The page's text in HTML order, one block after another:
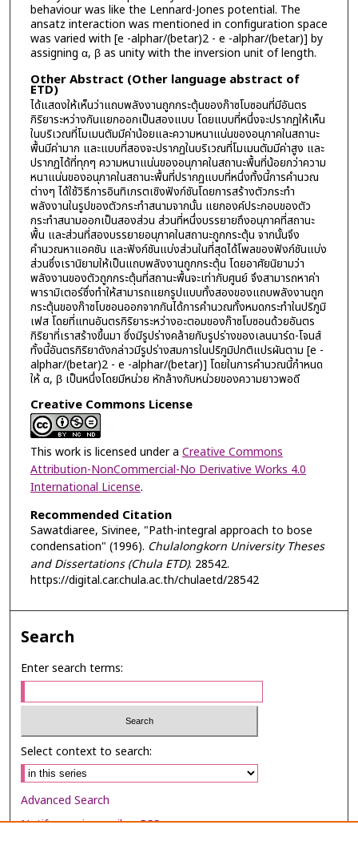
behaviour was like the Lennard-Jones potential. The
ansatz interaction was mentioned in configuration space
was varied with [e -alphar/(betar)2 - e -alphar/(betar)] by
assigning α, β as unity with the inversion unit of length.
Other Abstract (Other language abstract of
ETD)
ได้แสดงให้เห็นว่าแถบพลังงานถูกกระตุ้นของก๊าซโบซอนที่มีอันตร
กิริยาระหว่างกันแยกออกเป็นสองแบบ โดยแบบที่หนึ่งจะปรากฏให้เห็น
ในบริเวณที่โมเมนตัมมีค่าน้อยและความหนาแน่นของอนุภาคในสถานะ
พื้นมีค่ามาก และแบบที่สองจะปรากฏในบริเวณที่โมเมนตัมมีค่าสูง และ
ปรากฏได้ที่ทุกๆ ความหนาแน่นของอนุภาคในสถานะพื้นที่น้อยกว่าความ
หนาแน่นของอนุภาคในสถานะพื้นที่ปรากฏแบบที่หนึ่งทั้งนี้การคำนวณ
ต่างๆ ได้ใช้วิธีการอินทิเกรตเชิงฟังก์ชันโดยการสร้างตัวกระทำ
พลังงานในรูปของตัวกระทำสนามจากนั้น แยกองค์ประกอบของตัว
กระทำสนามออกเป็นสองส่วน ส่วนที่หนึ่งบรรยายถึงอนุภาคที่สถานะ
พื้น และส่วนที่สองบรรยายอนุภาคในสถานะถูกกระตุ้น จากนั้นจึง
คำนวณหาแอคชัน และฟังก์ชันแบ่งส่วนในที่สุดได้โพลของฟังก์ชันแบ่ง
ส่วนซึ่งเรานิยามให้เป็นแถบพลังงานถูกกระตุ้น โดยอาศัยนิยามว่า
พลังงานของตัวถูกกระตุ้นที่สถานะพื้นจะเท่ากับศูนย์ จึงสามารถหาค่า
พารามิเตอร์ซึ่งทำให้สามารถแยกรูปแบบทั้งสองของแถบพลังงานถูก
กระตุ้นของก๊าซโบซอนออกจากกันได้การคำนวณทั้งหมดกระทำในปริภูมิ
เฟส โดยที่แทนอันตรกิริยาระหว่างอะตอมของก๊าซโบซอนด้วยอันตร
กิริยาที่เราสร้างขึ้นมา ซึ่งมีรูปร่างคล้ายกับรูปร่างของเลนนาร์ด-โจนส์
ทั้งนี้อันตรกิริยาดังกล่าวมีรูปร่างสมการในปริภูมิปกติแปรผันตาม [e -
alphar/(betar)2 - e -alphar/(betar)] โดยในการคำนวณนี้กำหนด
ให้ α, β เป็นหนึ่งโดยมีหน่วย หักล้างกับหน่วยของความยาวพอดี
Creative Commons License
This work is licensed under a Creative Commons
Attribution-NonCommercial-No Derivative Works 4.0
International License.
Recommended Citation
Sawatdiaree, Sivinee, "Path-integral approach to bose
condensation" (1996). Chulalongkorn University Theses
and Dissertations (Chula ETD). 28542.
https://digital.car.chula.ac.th/chulaetd/28542
Search
Enter search terms:
Select context to search:
Advanced Search
Notify me via email orRSS